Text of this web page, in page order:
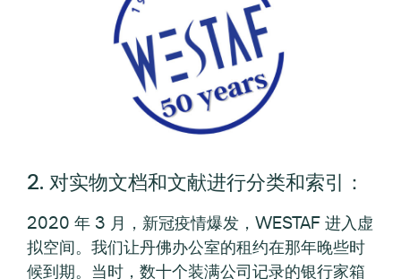
2. 对实物文档和文献进行分类和索引：
2020 年 3 月，新冠疫情爆发，WESTAF 进入虚
拟空间。我们让丹佛办公室的租约在那年晚些时
候到期。当时，数十个装满公司记录的银行家箱